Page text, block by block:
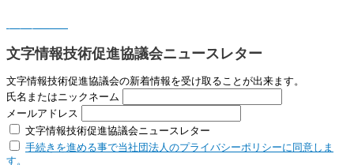
文字情報技術促進協議会ニュースレター
文字情報技術促進協議会の新着情報を受け取ることが出来ます。
氏名またはニックネーム
メールアドレス
文字情報技術促進協議会ニュースレター
手続きを進める事で当社団法人のプライバシーポリシーに同意しま
す。